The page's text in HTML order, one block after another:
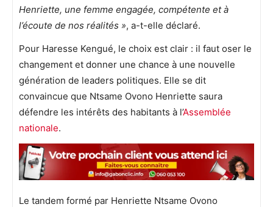
Henriette, une femme engagée, compétente et à
l’écoute de nos réalités », a-t-elle déclaré.
Pour Haresse Kengué, le choix est clair : il faut oser le
changement et donner une chance à une nouvelle
génération de leaders politiques. Elle se dit
convaincue que Ntsame Ovono Henriette saura
défendre les intérêts des habitants à l’Assemblée
nationale.
Le tandem formé par Henriette Ntsame Ovono